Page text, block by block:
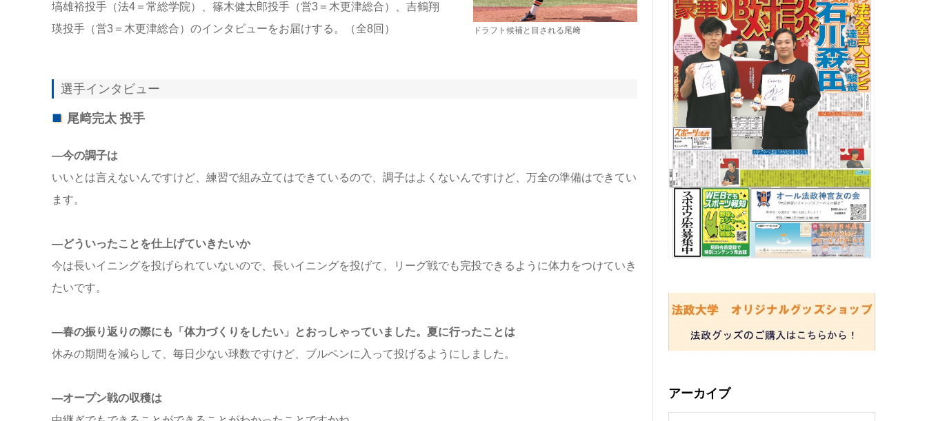
塙雄裕投手（法4＝常総学院）、篠木健太郎投手（営3＝木更津総合）、吉鶴翔
瑛投手（営3＝木更津総合）のインタビューをお届けする。（全8回）
ドラフト候補と目される尾﨑
選手インタビュー
尾﨑完太 投手
―今の調子は
いいとは言えないんですけど、練習で組み立てはできているので、調子はよくないんですけど、万全の準備はできてい
ます。
―どういったことを仕上げていきたいか
今は長いイニングを投げられていないので、長いイニングを投げて、リーグ戦でも完投できるように体力をつけていき
たいです。
―春の振り返りの際にも「体力づくりをしたい」とおっしゃっていました。夏に行ったことは
休みの期間を減らして、毎日少ない球数ですけど、ブルペンに入って投げるようにしました。
―オープン戦の収穫は
アーカイブ